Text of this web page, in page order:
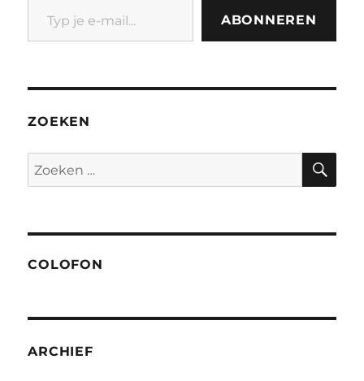
ABONNEREN
ZOEKEN
Zoeken
naar:
COLOFON
ARCHIEF